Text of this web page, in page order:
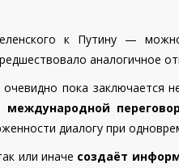
к Путину —
аналогичное
пока заключается
диалогу при
или иначе создаёт